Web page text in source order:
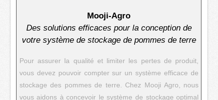
Mooji-Agro
Des solutions efficaces pour la conception de
votre système de stockage de pommes de terre
Pour assurer la qualité et limiter les pertes de produit,
vous devez pouvoir compter sur un système efficace de
stockage des pommes de terre. Chez Mooji Agro, nous
vous aidons à concevoir le système de stockage optimal